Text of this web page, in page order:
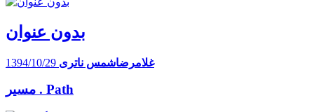
بدون عنوان
غلامرضاشمس ناتری 1394/10/29
مسیر . Path